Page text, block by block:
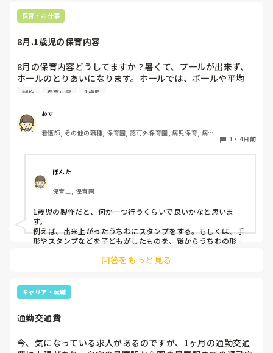
り、脚元に水入りペットボトルなどの重りを付けて補強してみ
てくださいね。安全で使いやすい方法が見つかるよう応援して
保育・お仕事
8月.1歳児の保育内容
8月の保育内容どうしてますか？暑くて、プ一ルが出来ず、
ホ一ルのとりあいになります。ホ一ルでは、ボ一ルや平均
台、風船で遊んでいます。製作で、うちわや望遠鏡や風鈴🎐
クラスです、玩具で遊ばせながら、何人かずつよんで、やっ
ています。何か、いいアイデアや、工夫など、何でもいいの
で、教えて下さい。
制作 保育内容 1歳児
あす
看護師, その他の職種, 保育園, 認可外保育園, 病児保育, 病院
1 ・ 4日前
ぽんた
保育士, 保育園
1歳児の製作だと、何か一つ行うくらいで良いかなと思いま
す。
例えば、出来上がったうちわにスタンプをする。もしくは、手
形やスタンプなどを子どもがしたものを、後からうちわの形に
雨遊び、氷遊び、など間食遊びをたくさん行っています。
す！いつもと違うおもちゃ、室内に興味津々です！
回答をもっと見る
キャリア・転職
通勤交通費
今、気になっている求人があるのですが、1ヶ月の通勤交通